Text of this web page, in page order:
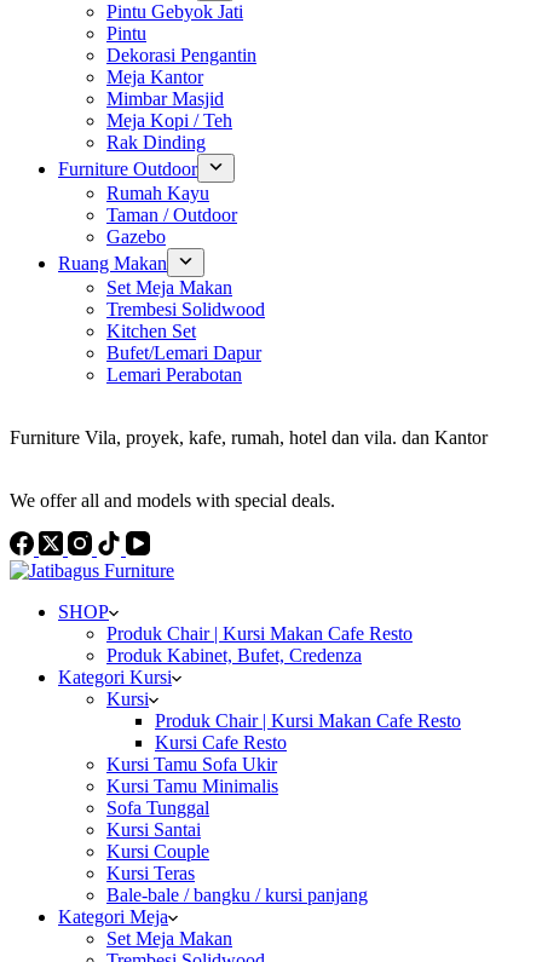
Pintu Gebyok Jati
Pintu
Dekorasi Pengantin
Meja Kantor
Mimbar Masjid
Meja Kopi / Teh
Rak Dinding
Furniture Outdoor
Rumah Kayu
Taman / Outdoor
Gazebo
Ruang Makan
Set Meja Makan
Trembesi Solidwood
Kitchen Set
Bufet/Lemari Dapur
Lemari Perabotan
Furniture Vila, proyek, kafe, rumah, hotel dan vila. dan Kantor
We offer all and models with special deals.
SHOP
Produk Chair | Kursi Makan Cafe Resto
Produk Kabinet, Bufet, Credenza
Kategori Kursi
Kursi
Produk Chair | Kursi Makan Cafe Resto
Kursi Cafe Resto
Kursi Tamu Sofa Ukir
Kursi Tamu Minimalis
Sofa Tunggal
Kursi Santai
Kursi Couple
Kursi Teras
Bale-bale / bangku / kursi panjang
Kategori Meja
Set Meja Makan